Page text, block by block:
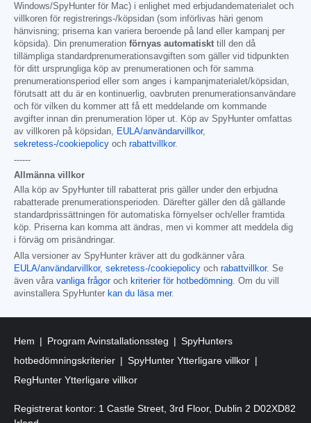
Windows/SpyHunter för Mac) i enlighet med erbjudandematerialet och
villkoren för registrerings-/köpsidan (som införlivas häri genom
hänvisning; priserna kan variera beroende på land eller kampanj per
köpsida). Din prenumeration förnyas automatiskt till den då
tillämpliga standardprenumerationsavgiften som gäller vid tidpunkten
för ditt ursprungliga köp av prenumerationen och för samma
prenumerationsperiod eller som anges i kampanjmaterialet/köpsidan,
förutsatt att du är en kontinuerlig, oavbruten prenumerationsanvändare
och för vilken du kommer att få ett meddelande om kommande
avgifter innan din prenumeration löper ut. Köp av SpyHunter omfattas
av villkoren på köpsidan, EULA/användarvillkor,
sekretess-/cookiepolicy och rabattvillkor.
------
Allmänna villkor
Alla köp av SpyHunter till rabatterat pris gäller under den erbjudna
rabatterade prenumerationsperioden. Därefter gäller den då gällande
standardprissättningen för automatiska förnyelser och/eller framtida
köp. Priserna kan komma att ändras, men vi kommer att meddela dig
i förväg om prisändringar.
Alla versioner av SpyHunter kräver att du godkänner våra
EULA/användarvillkor, sekretess-/cookiepolicy och rabattvillkor. Se
även våra vanliga frågoroch kriterier för hotbedömning. Om du vill
avinstallera SpyHunter kan du läsa mer.
Hem Program Avinstallationssteg
SpyHunters
hotbedömningskriterier
SpyHunter Ytterligare villkor
RegHunter Ytterligare villkor
Registrerat kontor: 1 Castle Street, 3rd Floor, Dublin 2 D02XD82